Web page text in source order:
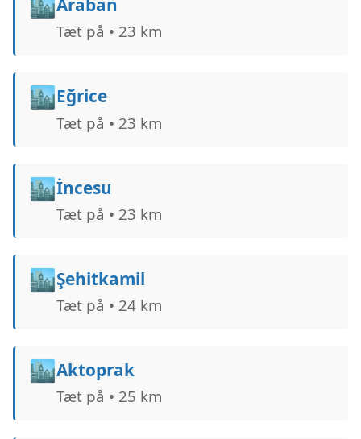
Araban
Tæt på • 23 km
🏙️Eğrice
Tæt på • 23 km
🏙️İncesu
Tæt på • 23 km
🏙️Şehitkamil
Tæt på • 24 km
🏙️Aktoprak
Tæt på • 25 km